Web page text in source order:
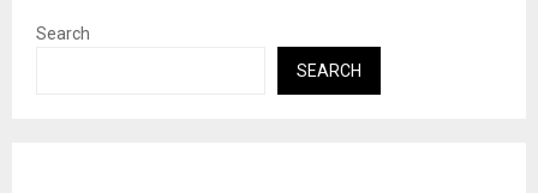
Search
SEARCH